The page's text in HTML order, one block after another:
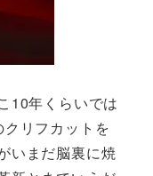
10年くらいでは
リフカットを
いまだ脳裏に焼